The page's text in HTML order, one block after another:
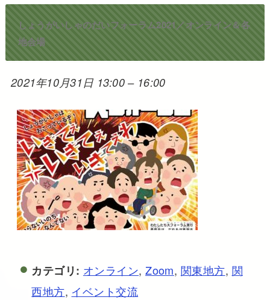
しょうがいしゃのだいフォーラム2021／オンライン＆各
地会場
2021年10月31日 13:00 – 16:00
カテゴリ: オンライン,Zoom, 関東地方, 関
西地方, イベント交流